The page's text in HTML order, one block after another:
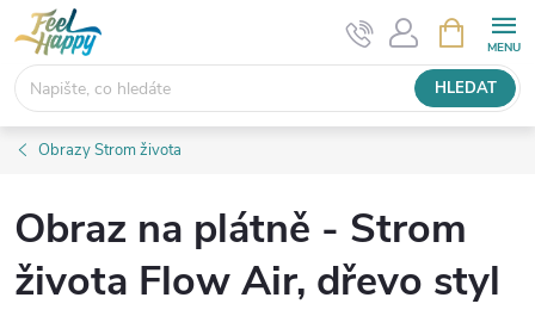
Přejít
na
obsah
HLEDAT
NÁKUPNÍ
KOŠÍK
Obrazy Strom života
Obraz na plátně - Strom
života Flow Air, dřevo styl